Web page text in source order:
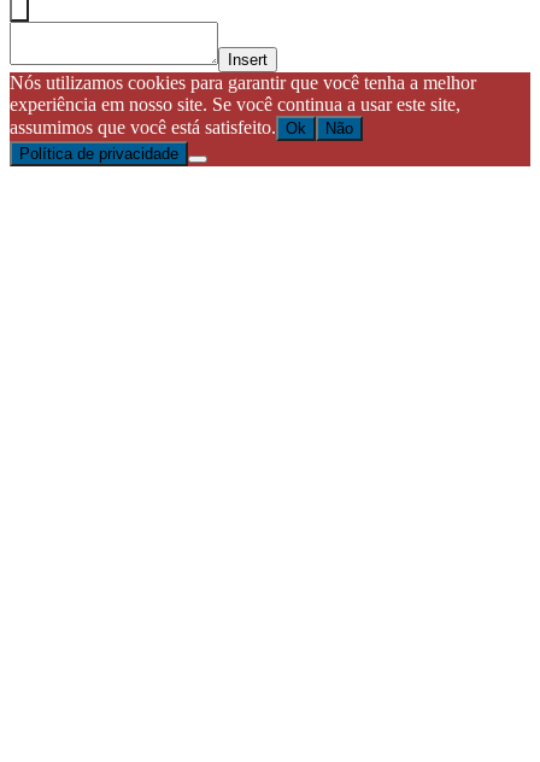
Insert
Nós utilizamos cookies para garantir que você tenha a melhor
experiência em nosso site. Se você continua a usar este site,
assumimos que você está satisfeito. Ok
Não
Política de privacidade